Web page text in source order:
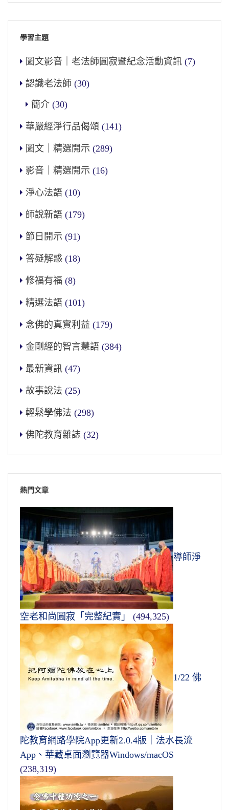
學習主題
圖文影音｜老法師圓寂暨紀念活動資訊 (7)
認識老法師 (30)
簡介 (30)
華嚴經淨行品偈頌 (141)
圖文｜精選開示 (289)
影音｜精選開示 (16)
淨心法語 (10)
師說新語 (179)
節日開示 (91)
答疑解惑 (18)
修福有福 (8)
精選法語 (101)
念佛的真實利益 (179)
金剛經的智言慧語 (384)
最新資訊 (47)
故事說法 (25)
輕鬆學佛法 (298)
佛陀教育雜誌 (32)
熱門文章
導師淨
空老和尚圓寂「完整紀實」 (494,325)
1/22 佛
陀教育網路學院App更新2.0.4版｜法水長流
App、華藏桌面瀏覽器Windows/macOS
(238,319)